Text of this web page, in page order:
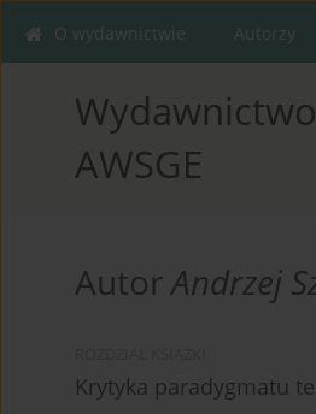
O wydawnictwie Autorzy
Wydawnictwo
AWSGE
AutorAndrzej
Krytyka paradygmatu